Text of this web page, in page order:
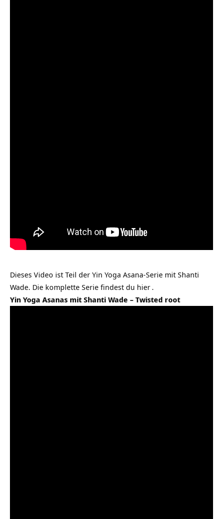
Dieses Video ist Teil der Yin Yoga Asana-Serie mit Shanti
Wade. Die komplette Serie findest du hier .
Yin Yoga Asanas mit Shanti Wade – Twisted root